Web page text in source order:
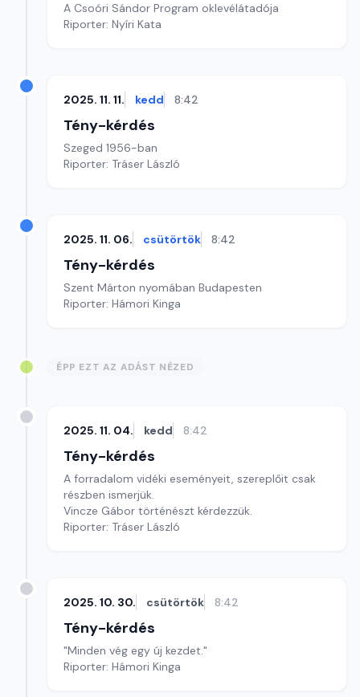
A Csoóri Sándor Program oklevélátadója
Riporter: Nyíri Kata
2025. 11. 11. kedd 8:42
Tény-kérdés
Szeged 1956-ban
Riporter: Tráser László
2025. 11. 06. csütörtök 8:42
Tény-kérdés
Szent Márton nyomában Budapesten
Riporter: Hámori Kinga
ÉPP EZT AZ ADÁST NÉZED
2025. 11. 04. kedd 8:42
Tény-kérdés
A forradalom vidéki eseményeit, szereplőit csak
részben ismerjük.
Vincze Gábor történészt kérdezzük.
Riporter: Tráser László
2025. 10. 30. csütörtök 8:42
Tény-kérdés
"Minden vég egy új kezdet."
Riporter: Hámori Kinga